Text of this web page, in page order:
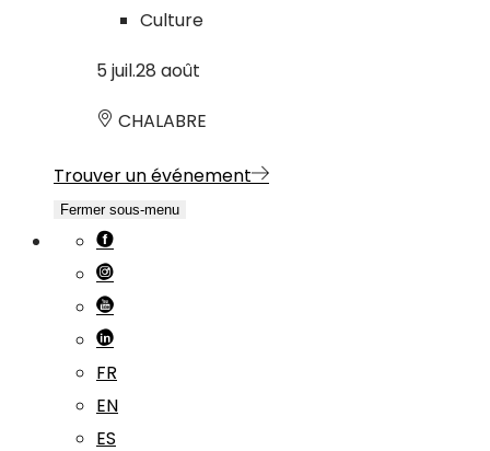
Culture
5 juil.28 août
CHALABRE
Trouver un événement
Fermer sous-menu
FR
EN
ES